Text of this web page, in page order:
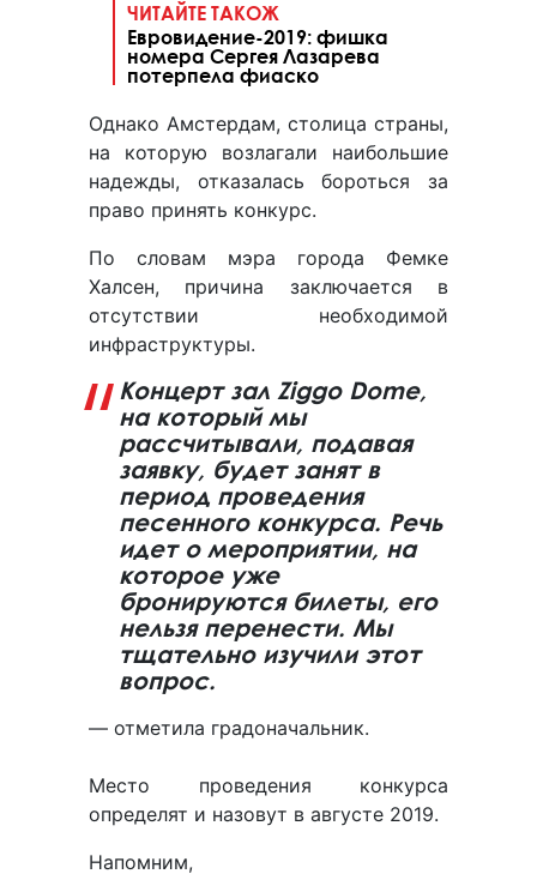
ЧИТАЙТЕ ТАКОЖ
Евровидение-2019: фишка
номера Сергея Лазарева
потерпела фиаско
Однако Амстердам, столица страны,
на которую возлагали наибольшие
надежды, отказалась бороться за
право принять конкурс.
По словам мэра города Фемке
Халсен, причина заключается в
отсутствии необходимой
инфраструктуры.
Концерт зал Ziggo Dome,
на который мы
рассчитывали, подавая
заявку, будет занят в
период проведения
песенного конкурса. Речь
идет о мероприятии, на
которое уже
бронируются билеты, его
нельзя перенести. Мы
тщательно изучили этот
вопрос.
— отметила градоначальник.
Место проведения конкурса
определят и назовут в августе 2019.
Напомним,